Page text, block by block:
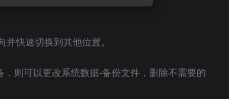
快速切换到其他位置。
则可以更改系统数据-备份文件，删除不需要的